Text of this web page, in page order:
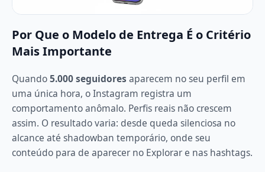
Por Que o Modelo de Entrega É o Critério
Mais Importante
Quando5.000 seguidores aparecem no seu perfil em
uma única hora, o Instagram registra um
comportamento anômalo. Perfis reais não crescem
assim. O resultado varia: desde queda silenciosa no
alcance até shadowban temporário, onde seu
conteúdo para de aparecer no Explorar e nas hashtags.